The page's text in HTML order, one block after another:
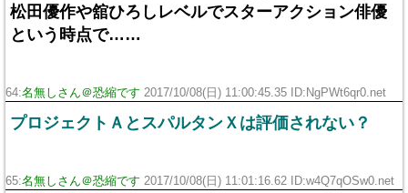
松田優作や舘ひろしレベルでスターアクション俳優
という時点で……
64:名無しさん＠恐縮です 2017/10/08(日) 11:00:45.35 ID:NgPWt6qr0.net
プロジェクトＡとスパルタンＸは評価されない？
65:名無しさん＠恐縮です 2017/10/08(日) 11:01:16.62 ID:w4Q7qOSw0.net